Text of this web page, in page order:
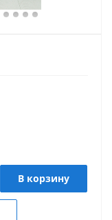
В корзину